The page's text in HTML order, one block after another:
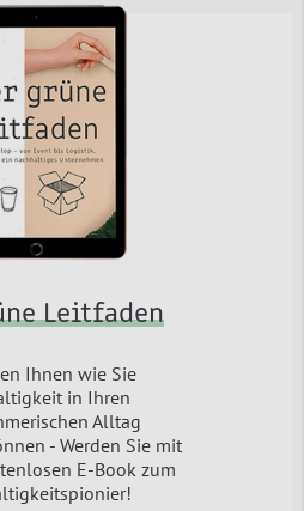
Leitfaden
Ihnen wie Sie
in Ihren
Alltag
- Werden Sie mit
E-Book zum